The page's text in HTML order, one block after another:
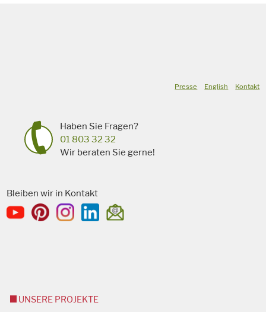
Presse English Kontakt
Haben Sie Fragen?
01 803 32 32
Wir beraten Sie gerne!
Bleiben wir in Kontakt
UNSERE PROJEKTE